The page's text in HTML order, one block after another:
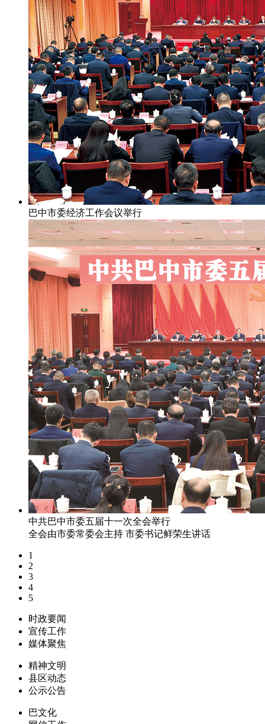
巴中市委经济工作会议举行
中共巴中市委五届十一次全会举行
全会由市委常委会主持 市委书记鲜荣生讲话
1
2
3
4
5
时政要闻
宣传工作
媒体聚焦
精神文明
县区动态
公示公告
巴文化